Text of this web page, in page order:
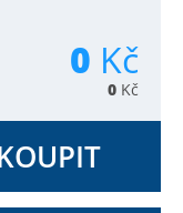
0 Kč
0 Kč